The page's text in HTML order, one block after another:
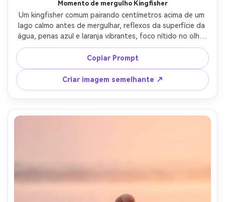
Momento de mergulho Kingfisher
Um kingfisher comum pairando centímetros acima de um
lago calmo antes de mergulhar, reflexos da superfície da
água, penas azul e laranja vibrantes, foco nítido no olho,
disparado em Nikon D6 com lente de 500mm, alta
velocidade de obturação, luz natural, fotografia
fotorealista da vida selvagem, enquadramento vertical
dinâmico-AR 4:5
Copiar Prompt
Criar imagem semelhante ↗